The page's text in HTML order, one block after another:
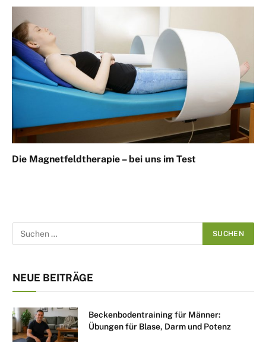
Die Magnetfeldtherapie – bei uns im Test
NEUE BEITRÄGE
Beckenbodentraining für Männer:
Übungen für Blase, Darm und Potenz